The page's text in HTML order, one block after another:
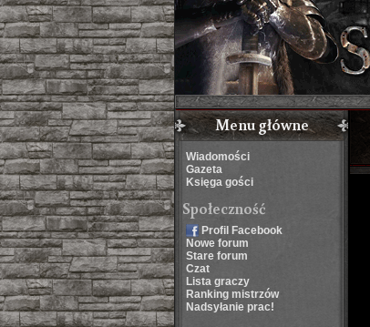
Menu główne
Wiadomości
Gazeta
Księga gości
Społeczność
Profil Facebook
Nowe forum
Stare forum
Czat
Lista graczy
Ranking mistrzów
Nadsyłanie prac!